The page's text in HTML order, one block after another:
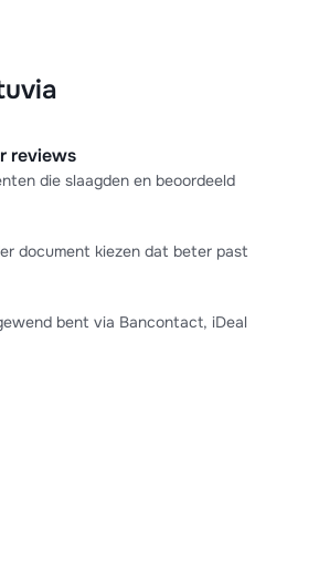
reviews
die slaagden en beoordeeld
document kiezen dat beter past
bent via Bancontact, iDeal